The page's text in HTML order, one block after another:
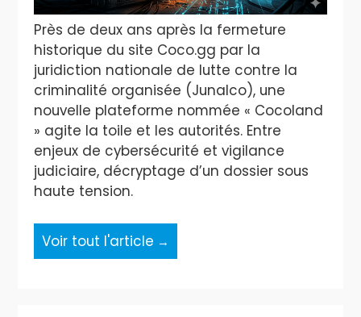
Près de deux ans après la fermeture
historique du site Coco.gg par la
juridiction nationale de lutte contre la
criminalité organisée (Junalco), une
nouvelle plateforme nommée « Cocoland
» agite la toile et les autorités. Entre
enjeux de cybersécurité et vigilance
judiciaire, décryptage d’un dossier sous
haute tension.
Voir tout l'article